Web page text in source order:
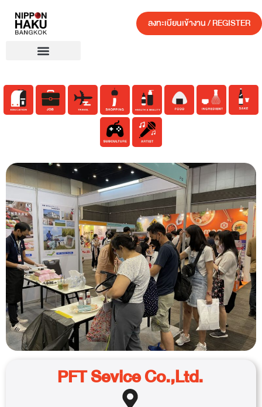
ลงทะเบียนเข้างาน / REGISTER
PFT Sevice Co.,Ltd.